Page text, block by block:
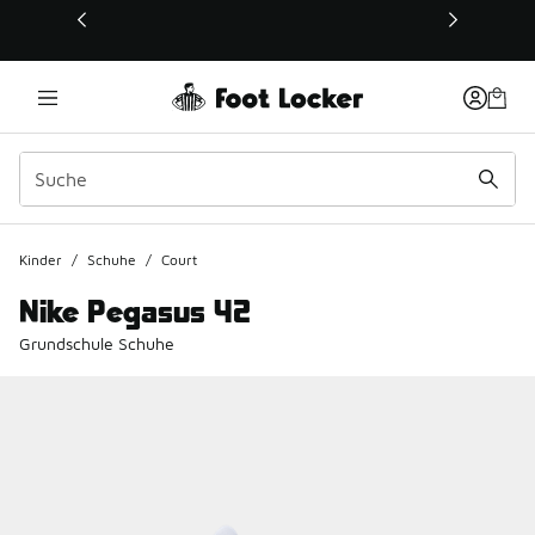
Dieser Link öffnet sich in einem neuen Fenster
Kinder / Schuhe / Court
Nike Pegasus 42
Grundschule Schuhe